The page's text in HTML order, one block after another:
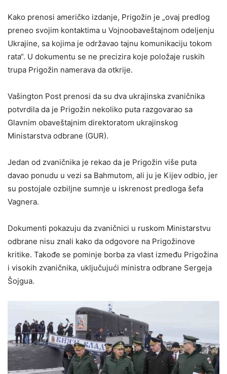
Kako prenosi američko izdanje, Prigožin je „ovaj predlog
preneo svojim kontaktima u Vojnoobaveštajnom odeljenju
Ukrajine, sa kojima je održavao tajnu komunikaciju tokom
rata“. U dokumentu se ne precizira koje položaje ruskih
trupa Prigožin namerava da otkrije.
Vašington Post prenosi da su dva ukrajinska zvaničnika
potvrdila da je Prigožin nekoliko puta razgovarao sa
Glavnim obaveštajnim direktoratom ukrajinskog
Ministarstva odbrane (GUR).
Jedan od zvaničnika je rekao da je Prigožin više puta
davao ponudu u vezi sa Bahmutom, ali ju je Kijev odbio, jer
su postojale ozbiljne sumnje u iskrenost predloga šefa
Vagnera.
Dokumenti pokazuju da zvaničnici u ruskom Ministarstvu
odbrane nisu znali kako da odgovore na Prigožinove
kritike. Takođe se pominje borba za vlast između Prigožina
i visokih zvaničnika, uključujući ministra odbrane Sergeja
Šojgua.